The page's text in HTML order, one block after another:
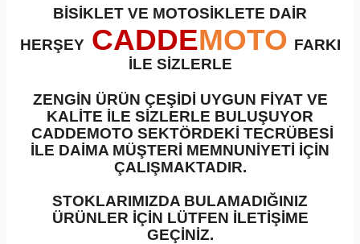
BİSİKLET VE MOTOSİKLETE DAİR
HERŞEY CADDEMOTO FARKI
İLE SİZLERLE
ZENGİN ÜRÜN ÇEŞİDİ UYGUN FİYAT VE
KALİTE İLE SİZLERLE BULUŞUYOR
CADDEMOTO SEKTÖRDEKİ TECRÜBESİ
İLE DAİMA MÜŞTERİ MEMNUNİYETİ İÇİN
ÇALIŞMAKTADIR.
STOKLARIMIZDA BULAMADIĞINIZ
ÜRÜNLER İÇİN LÜTFEN İLETİŞİME
GEÇİNİZ.